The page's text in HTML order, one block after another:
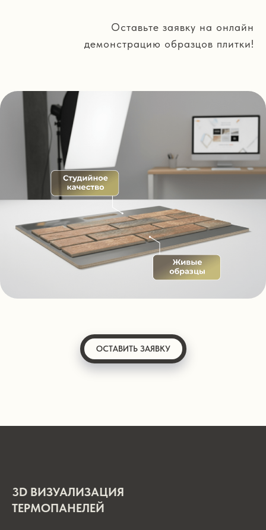
Оставьте заявку на онлайн
демонстрацию образцов плитки!
ОСТАВИТЬ ЗАЯВКУ
3D ВИЗУАЛИЗАЦИЯ
ТЕРМОПАНЕЛЕЙ